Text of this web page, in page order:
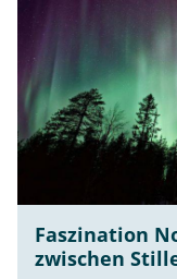
Faszination
zwischen